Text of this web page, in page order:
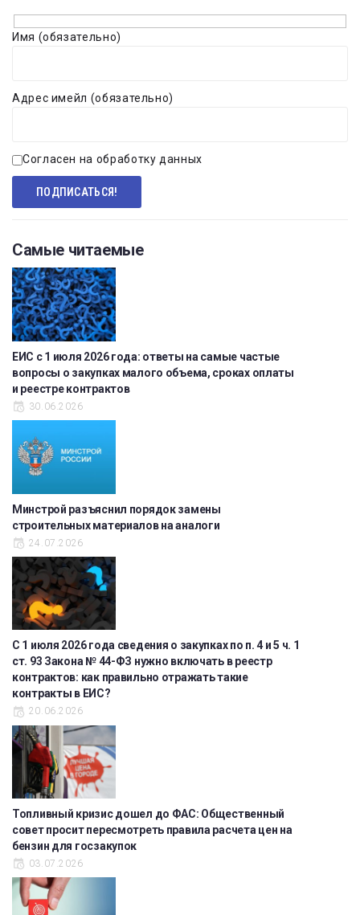
Имя (обязательно)
Адрес имейл (обязательно)
Согласен на обработку данных
Самые читаемые
ЕИС с 1 июля 2026 года: ответы на самые частые
вопросы о закупках малого объема, сроках оплаты
и реестре контрактов
30.06.2026
Минстрой разъяснил порядок замены
строительных материалов на аналоги
24.07.2026
С 1 июля 2026 года сведения о закупках по п. 4 и 5 ч. 1
ст. 93 Закона № 44-ФЗ нужно включать в реестр
контрактов: как правильно отражать такие
контракты в ЕИС?
20.06.2026
Топливный кризис дошел до ФАС: Общественный
совет просит пересмотреть правила расчета цен на
бензин для госзакупок
03.07.2026